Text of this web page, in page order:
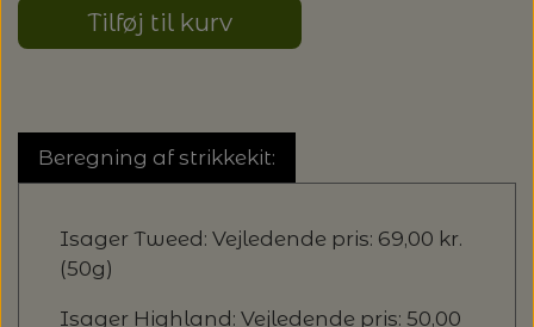
Tilføj til kurv
Beregning af strikkekit:
Isager Tweed: Vejledende pris: 69,00 kr.
(50g)
Isager Highland: Vejledende pris: 50,00